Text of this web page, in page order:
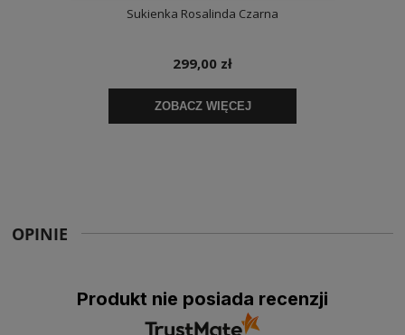
OPINIE
Produkt nie posiada recenzji